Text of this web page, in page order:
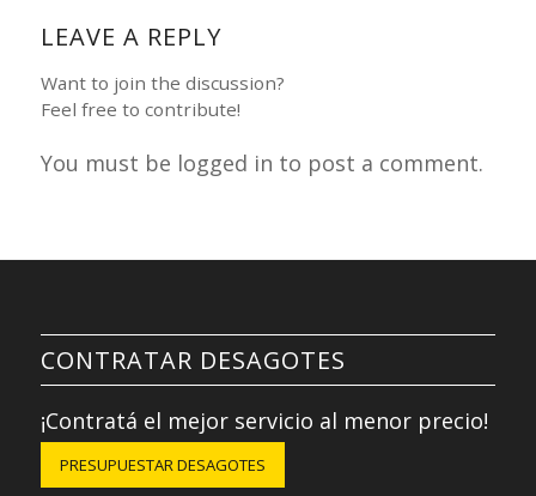
LEAVE A REPLY
Want to join the discussion?
Feel free to contribute!
You must be logged in to post a comment.
CONTRATAR DESAGOTES
¡Contratá el mejor servicio al menor precio!
PRESUPUESTAR DESAGOTES